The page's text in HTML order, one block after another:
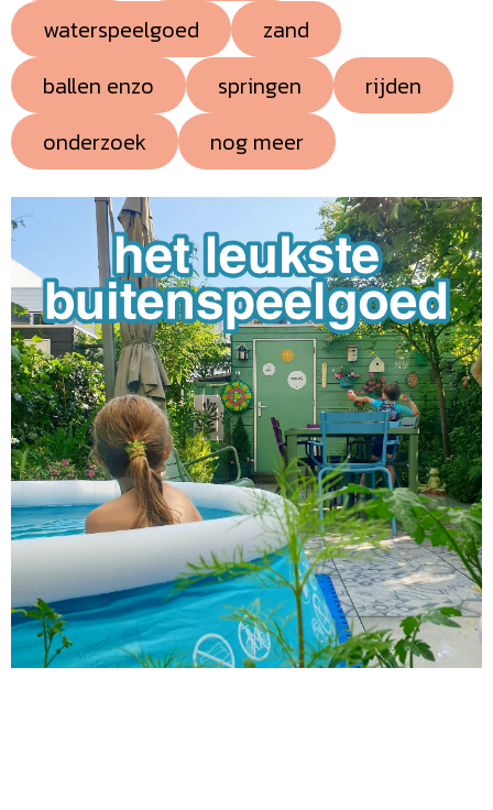
waterspeelgoed
zand
ballen enzo
springen
rijden
onderzoek
nog meer